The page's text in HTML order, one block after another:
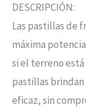
DESCRIPCIÓN:
Las pastillas de
máxima
si el terreno
pastillas
eficaz, sin